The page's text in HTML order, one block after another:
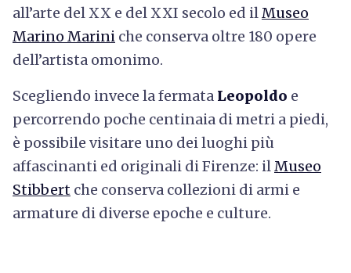
all’arte del XX e del XXI secolo ed ilMuseo
Marino Marini che conserva oltre 180 opere
dell’artista omonimo.
Scegliendo invece la fermata Leopoldo e
percorrendo poche centinaia di metri a piedi,
è possibile visitare uno dei luoghi più
affascinanti ed originali di Firenze: ilMuseo
Stibbert che conserva collezioni di armi e
armature di diverse epoche e culture.